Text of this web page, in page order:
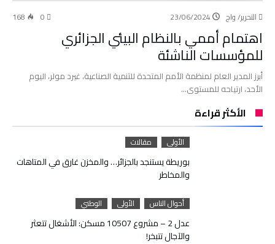
التحرير/ واج
23/06/2024
168
اهتمام أممي بالنظام البيئي الجزائري
للمؤسسات الناشئة
أبرز المدير العام لمنظمة الأمم المتحدة للتنمية الصناعية، غيرد مولر، اليوم
الأحد، ارتياحه للمستوى…
الأكثر قراءة
الأولى مقالات
بوريطة يستنجد بالجزائر… والمخزن غارق في المتاهات
والمخاطر
أحوال الناس الأولى الوطني
عدل 2 – مشروع 10507 مسكن: الأشغال تتعثر
والآجال تتبخر!